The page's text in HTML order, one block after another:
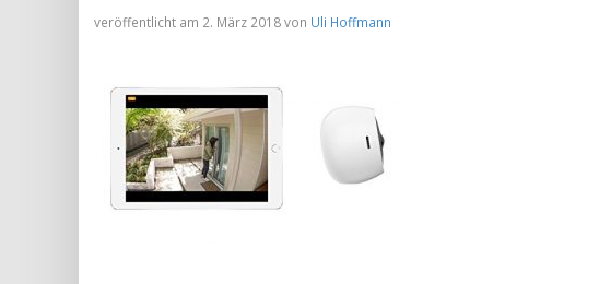
veröffentlicht am 2. März 2018 von Uli Hoffmann